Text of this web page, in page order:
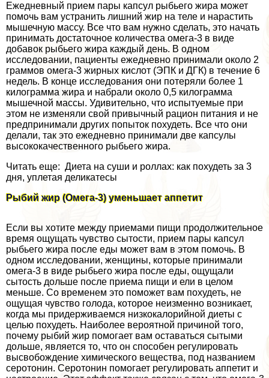
Ежедневный прием пары капсул рыбьего жира может
помочь вам устранить лишний жир на теле и нарастить
мышечную массу. Все что вам нужно сделать, это начать
принимать достаточное количества омега-3 в виде
добавок рыбьего жира каждый день. В одном
исследовании, пациенты ежедневно принимали около 2
граммов омега-3 жирных кислот (ЭПК и ДГК) в течение 6
недель. В конце исследования они потеряли более 1
килограмма жира и набрали около 0,5 килограмма
мышечной массы. Удивительно, что испытуемые при
этом не изменяли свой привычный рацион питания и не
предпринимали других попыток похудеть. Все что они
делали, так это ежедневно принимали две капсулы
высококачественного рыбьего жира.
Читать еще: Диета на суши и роллах: как похудеть за 3
дня, уплетая деликатесы
Рыбий жир (Омега-3) уменьшает аппетит
Если вы хотите между приемами пищи продолжительное
время ощущать чувство сытости, прием пары капсул
рыбьего жира после еды может вам в этом помочь. В
одном исследовании, женщины, которые принимали
омега-3 в виде рыбьего жира после еды, ощущали
сытость дольше после приема пищи и ели в целом
меньше. Со временем это поможет вам похудеть, не
ощущая чувство голода, которое неизменно возникает,
когда мы придерживаемся низкокалорийной диеты с
целью похудеть. Наиболее вероятной причиной того,
почему рыбий жир помогает вам оставаться сытыми
дольше, является то, что он способен регулировать
высвобождение химического вещества, под названием
серотонин. Серотонин помогает регулировать аппетит и